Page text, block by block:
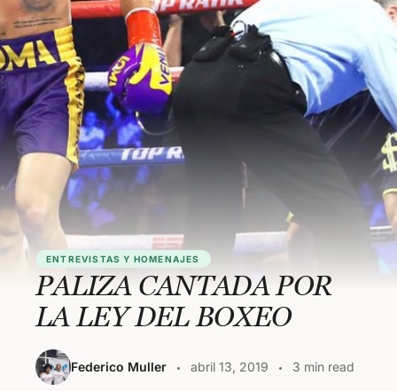
ENTREVISTAS Y HOMENAJES
PALIZA CANTADA POR
LA LEY DEL BOXEO
Federico Muller abril 13, 2019 3 min read